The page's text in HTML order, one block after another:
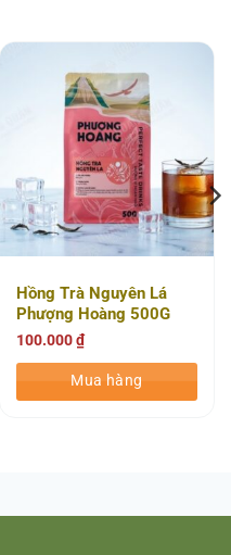
Hồng Trà Nguyên Lá
Phượng Hoàng 500G
(16 Gói/Thùng)
100.000₫
Mua hàng